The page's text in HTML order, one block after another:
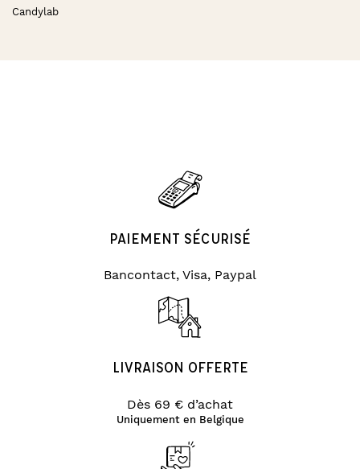
Candylab
PAIEMENT SÉCURISÉ
Bancontact, Visa, Paypal
LIVRAISON OFFERTE
Dès 69 € d’achat
Uniquement en Belgique